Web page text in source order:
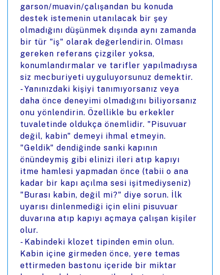
garson/muavin/çalışandan bu konuda
destek istemenin utanılacak bir şey
olmadığını düşünmek dışında aynı zamanda
bir tür "iş" olarak değerlendirin. Olması
gereken referans çizgiler yoksa,
konumlandırmalar ve tarifler yapılmadıysa
siz mecburiyeti uyguluyorsunuz demektir.
- Yanınızdaki kişiyi tanımıyorsanız veya
daha önce deneyimi olmadığını biliyorsanız
onu yönlendirin. Özellikle bu erkekler
tuvaletinde oldukça önemlidir. "Pisuvuar
değil, kabin" demeyi ihmal etmeyin.
"Geldik" dendiğinde sanki kapının
önündeymiş gibi elinizi ileri atıp kapıyı
itme hamlesi yapmadan önce (tabii o ana
kadar bir kapı açılma sesi işitmediyseniz)
"Burası kabin, değil mi?" diye sorun. İlk
uyarısı dinlenmediği için elini pisuvuar
duvarına atıp kapıyı açmaya çalışan kişiler
olur.
- Kabindeki klozet tipinden emin olun.
Kabin içine girmeden önce, yere temas
ettirmeden bastonu içeride bir miktar